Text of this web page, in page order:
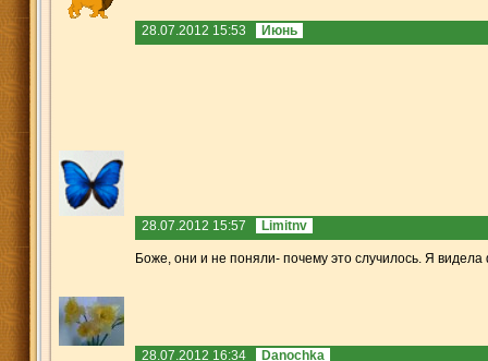
28.07.2012 15:53 Июнь
28.07.2012 15:57 Limitnv
Боже, они и не поняли- почему это случилось. Я видела
28.07.2012 16:34 Danochka